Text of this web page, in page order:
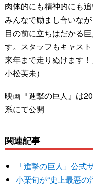
肉体的にも精神的にも
みんなで励まし合いな
目の前に立ちはだかる
す。スタッフもキャス
来年まで走りぬけます
小松芙未）
映画『進撃の巨人』は
系にて公開
関連記事
「進撃の巨人」公式
小栗旬が“史上最悪